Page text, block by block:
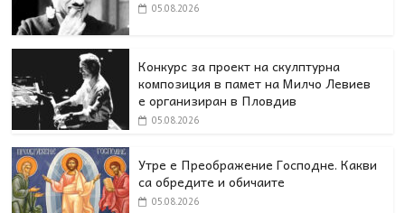
05.08.2026
Конкурс за проект на скулптурна
композиция в памет на Милчо Левиев
е организиран в Пловдив
05.08.2026
Утре е Преображение Господне. Какви
са обредите и обичаите
05.08.2026